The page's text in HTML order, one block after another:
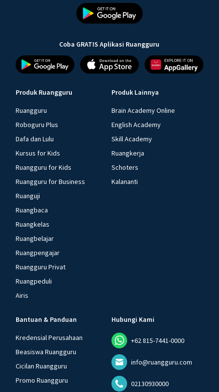
Coba GRATIS Aplikasi Ruangguru
Produk Ruangguru
Ruangguru
Roboguru Plus
Dafa dan Lulu
Kursus for Kids
Ruangguru for Kids
Ruangguru for Business
Ruanguji
Ruangbaca
Ruangkelas
Ruangbelajar
Ruangpengajar
Ruangguru Privat
Ruangpeduli
Airis
Produk Lainnya
Brain Academy Online
English Academy
Skill Academy
Ruangkerja
Schoters
Kalananti
Bantuan & Panduan
Kredensial Perusahaan
Beasiswa Ruangguru
Cicilan Ruangguru
Promo Ruangguru
Hubungi Kami
+62 815-7441-0000
info@ruangguru.com
02130930000